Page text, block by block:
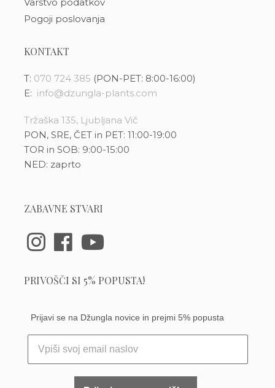
Pogoji poslovanja
KONTAKT
T: 070 724 385 (PON-PET: 8:00-16:00)
E: info@dzungla-plants.com
Tržaška 135, Ljubljana Vič
PON, SRE, ČET in PET: 11:00-19:00
TOR in SOB: 9:00-15:00
NED: zaprto
ZABAVNE STVARI
PRIVOŠČI SI 5% POPUSTA!
Prijavi se na Džungla novice in prejmi 5% popusta